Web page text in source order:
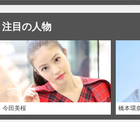
注目の人物
今田美桜 橋本環